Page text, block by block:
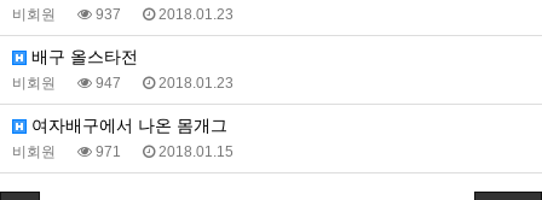
비회원 937 2018.01.23
배구 올스타전
비회원 947 2018.01.23
여자배구에서 나온 몸개그
비회원 971 2018.01.15